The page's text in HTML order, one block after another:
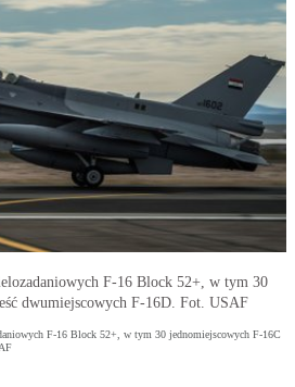
F-16 Block 52+, w tym 30
dwumiejscowych F-16D. Fot. USAF
F-16 Block 52+, w tym 30 jednomiejscowych F-16C